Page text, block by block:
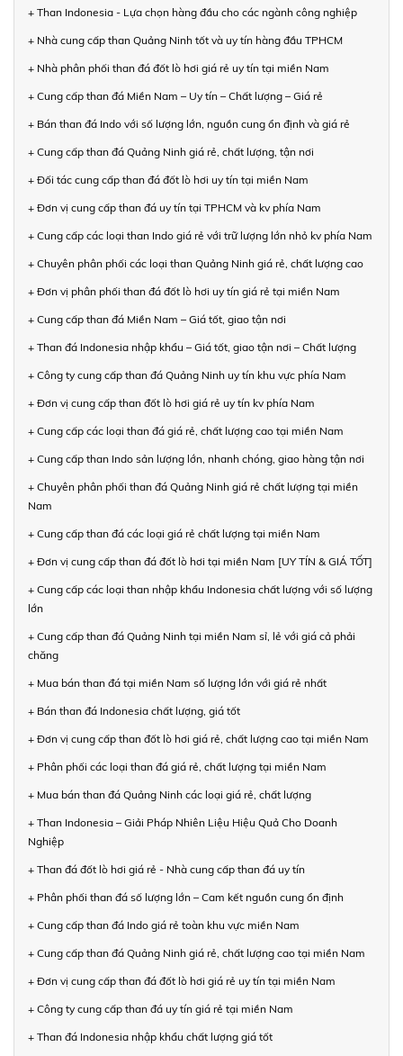
+ Than Indonesia - Lựa chọn hàng đầu cho các ngành công nghiệp
+ Nhà cung cấp than Quảng Ninh tốt và uy tín hàng đầu TPHCM
+ Nhà phân phối than đá đốt lò hơi giá rẻ uy tín tại miền Nam
+ Cung cấp than đá Miền Nam – Uy tín – Chất lượng – Giá rẻ
+ Bán than đá Indo với số lượng lớn, nguồn cung ổn định và giá rẻ
+ Cung cấp than đá Quảng Ninh giá rẻ, chất lượng, tận nơi
+ Đối tác cung cấp than đá đốt lò hơi uy tín tại miền Nam
+ Đơn vị cung cấp than đá uy tín tại TPHCM và kv phía Nam
+ Cung cấp các loại than Indo giá rẻ với trữ lượng lớn nhỏ kv phía Nam
+ Chuyên phân phối các loại than Quảng Ninh giá rẻ, chất lượng cao
+ Đơn vị phân phối than đá đốt lò hơi uy tín giá rẻ tại miền Nam
+ Cung cấp than đá Miền Nam – Giá tốt, giao tận nơi
+ Than đá Indonesia nhập khẩu – Giá tốt, giao tận nơi – Chất lượng
+ Công ty cung cấp than đá Quảng Ninh uy tín khu vực phía Nam
+ Đơn vị cung cấp than đốt lò hơi giá rẻ uy tín kv phía Nam
+ Cung cấp các loại than đá giá rẻ, chất lượng cao tại miền Nam
+ Cung cấp than Indo sản lượng lớn, nhanh chóng, giao hàng tận nơi
+ Chuyên phân phối than đá Quảng Ninh giá rẻ chất lượng tại miền
Nam
+ Cung cấp than đá các loại giá rẻ chất lượng tại miền Nam
+ Đơn vị cung cấp than đá đốt lò hơi tại miền Nam [UY TÍN & GIÁ TỐT]
+ Cung cấp các loại than nhập khẩu Indonesia chất lượng với số lượng
lớn
+ Cung cấp than đá Quảng Ninh tại miền Nam sỉ, lẻ với giá cả phải
chăng
+ Mua bán than đá tại miền Nam số lượng lớn với giá rẻ nhất
+ Bán than đá Indonesia chất lượng, giá tốt
+ Đơn vị cung cấp than đốt lò hơi giá rẻ, chất lượng cao tại miền Nam
+ Phân phối các loại than đá giá rẻ, chất lượng tại miền Nam
+ Mua bán than đá Quảng Ninh các loại giá rẻ, chất lượng
+ Than Indonesia – Giải Pháp Nhiên Liệu Hiệu Quả Cho Doanh
Nghiệp
+ Than đá đốt lò hơi giá rẻ - Nhà cung cấp than đá uy tín
+ Phân phối than đá số lượng lớn – Cam kết nguồn cung ổn định
+ Cung cấp than đá Indo giá rẻ toàn khu vực miền Nam
+ Cung cấp than đá Quảng Ninh giá rẻ, chất lượng cao tại miền Nam
+ Đơn vị cung cấp than đá đốt lò hơi giá rẻ uy tín tại miền Nam
+ Công ty cung cấp than đá uy tín giá rẻ tại miền Nam
+ Than đá Indonesia nhập khẩu chất lượng giá tốt